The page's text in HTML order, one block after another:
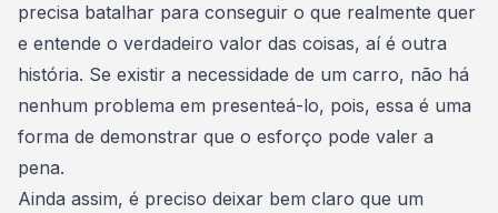
precisa batalhar para conseguir o que realmente quer
e entende o verdadeiro valor das coisas, aí é outra
história. Se existir a necessidade de um carro, não há
nenhum problema em presenteá-lo, pois, essa é uma
forma de demonstrar que o esforço pode valer a
pena.
Ainda assim, é preciso deixar bem claro que um